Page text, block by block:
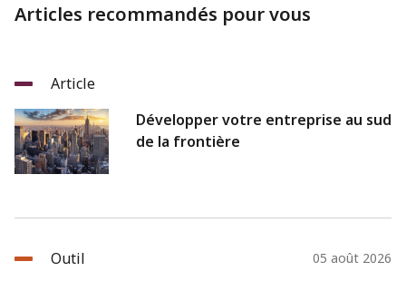
Articles recommandés pour vous
Article
Développer votre entreprise au sud
de la frontière
Outil 05 août 2026